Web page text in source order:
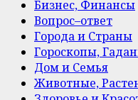
Бизнес, Финансы
Вопрос–ответ
Города и Страны
Гороскопы,
Дом и Семья
Животные,